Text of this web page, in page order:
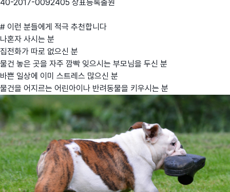
40-2017-0092405 상표등록출원
# 이런 분들에게 적극 추천합니다
나혼자 사시는 분
집전화가 따로 없으신 분
물건 놓은 곳을 자주 깜빡 잊으시는 부모님을 두신 분
바쁜 일상에 이미 스트레스 많으신 분
물건을 어지르는 어린아이나 반려동물을 키우시는 분